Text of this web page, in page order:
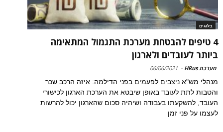
בלוגים
4 טיפים להבטחת מערכת התגמול המתאימה
ביותר לעובדים ולארגון
מערכת HRus -
06/06/2021
מנהלי מש"א ניצבים לפעמים בפני הדילמה: איזה הרכב שכר
והטבות לתת לעובד באופן שיבטא את הערכת הארגון לכישורי
העובד, להשקעתו בעבודה ושיהיה סכום שהארגון יכול להרשות
לעצמו על פני זמן